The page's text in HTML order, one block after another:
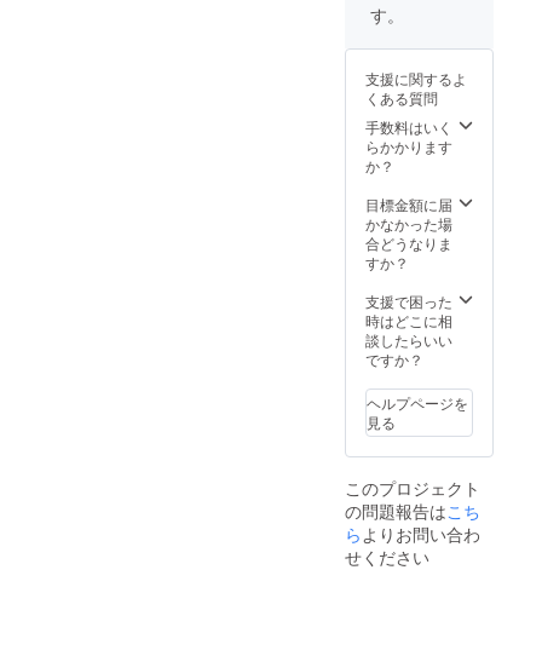
ては一
になる
可能性
もござ
いま
す。ご
ださ
い。
す。
支援に関するよ
くある質問
手数料はいく
らかかります
か？
目標金額に届
かなかった場
合どうなりま
すか？
支援で困った
時はどこに相
談したらいい
ですか？
ヘルプページを
見る
このプロジェクト
の問題報告はこち
ら よりお問い合わ
せください